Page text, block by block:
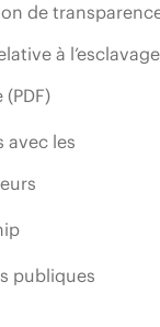
de
à l’esclavage
avec les
publiques